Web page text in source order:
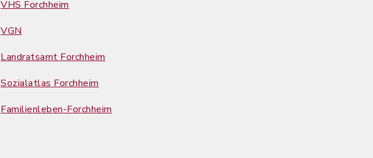
VHS Forchheim
VGN
Landratsamt Forchheim
Sozialatlas Forchheim
Familienleben-Forchheim